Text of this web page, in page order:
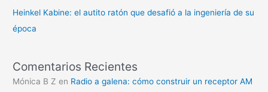
Heinkel Kabine: el autito ratón que desafió a la ingeniería de su
época
Comentarios Recientes
Mónica B Z en Radio a galena: cómo construir un receptor AM